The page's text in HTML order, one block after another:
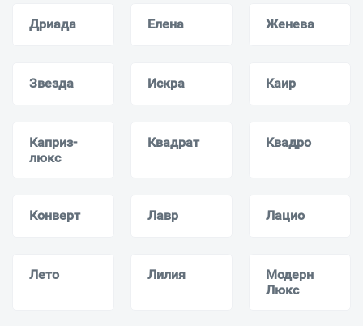
Дриада Елена Женева
Звезда Искра Каир
Каприз-
люкс
Квадрат Квадро
Конверт Лавр Лацио
Лето Лилия
Модерн
Люкс